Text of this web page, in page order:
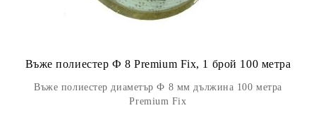
Въже полиестер Ф 8 Premium Fix, 1 брой 100 метра
Въже полиестер диаметър Ф 8 мм дължина 100 метра
Premium Fix